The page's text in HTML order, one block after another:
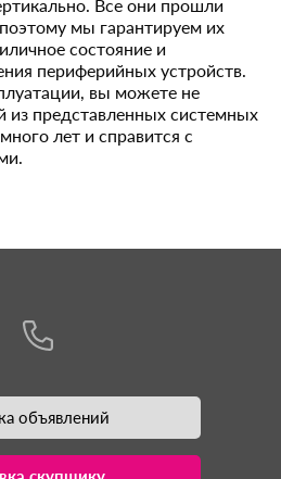
Все они прошли
мы гарантируем их
состояние и
периферийных устройств.
вы можете не
из представленных системных
лет и справится с
объявлений